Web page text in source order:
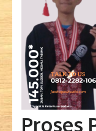
Proses